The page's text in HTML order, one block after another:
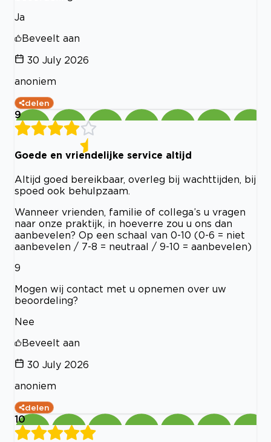
Ja
Beveelt aan
30 July 2026
anoniem
delen
9
Goede en vriendelijke service altijd
Altijd goed bereikbaar, overleg bij wachttijden, bij
spoed ook behulpzaam.
Wanneer vrienden, familie of collega’s u vragen
naar onze praktijk, in hoeverre zou u ons dan
aanbevelen? Op een schaal van 0-10 (0-6 = niet
aanbevelen / 7-8 = neutraal / 9-10 = aanbevelen)
9
Mogen wij contact met u opnemen over uw
beoordeling?
Nee
Beveelt aan
30 July 2026
anoniem
delen
10